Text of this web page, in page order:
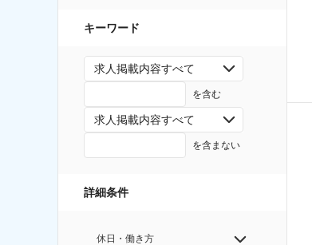
キーワード
求人掲載内容すべて
を含む
求人掲載内容すべて
を含まない
詳細条件
休日・働き方